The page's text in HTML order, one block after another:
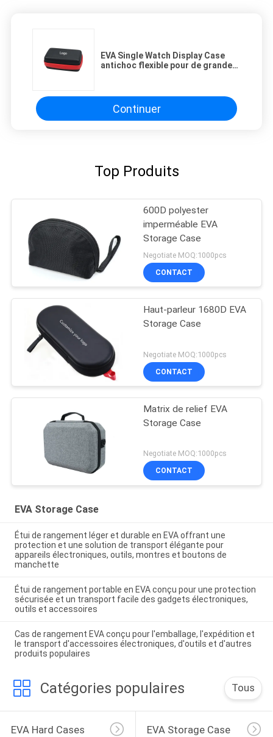
EVA Single Watch Display Case
antichoc flexible pour de grandes
Continuer
Top Produits
600D polyester
imperméable EVA
Storage Case
Negotiate MOQ:1000pcs
CONTACT
Haut-parleur 1680D EVA
Storage Case
Negotiate MOQ:1000pcs
CONTACT
Matrix de relief EVA
Storage Case
Negotiate MOQ:1000pcs
CONTACT
EVA Storage Case
Étui de rangement léger et durable en EVA offrant une
protection et une solution de transport élégante pour
appareils électroniques, outils, montres et boutons de
manchette
Étui de rangement portable en EVA conçu pour une protection
sécurisée et un transport facile des gadgets électroniques,
outils et accessoires
Cas de rangement EVA conçu pour l'emballage, l'expédition et
le transport d'accessoires électroniques, d'outils et d'autres
produits populaires
Catégories populaires Tous
EVA Hard Cases EVA Storage Case